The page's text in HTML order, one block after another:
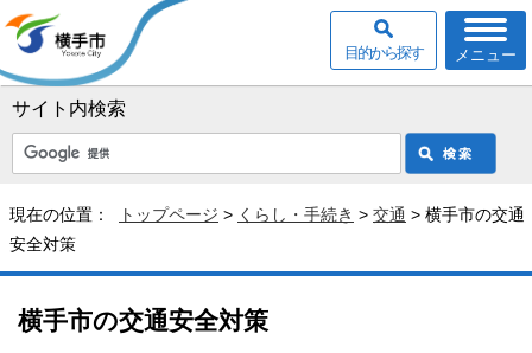
サイト内検索
メニュー
目的から探す
現在の位置： トップページ > くらし・手続き > 交通 > 横手市の交通
安全対策
横手市の交通安全対策